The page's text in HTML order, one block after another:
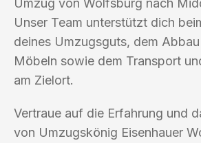
Umzug von Wolfsburg nach
Unser Team unterstützt dich
deines Umzugsguts, dem
Möbeln sowie dem Transport
am Zielort.
Vertraue auf die Erfahrung und
von Umzugskönig Eisenhauer